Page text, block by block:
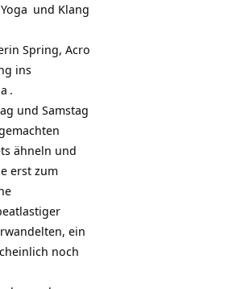
Yoga und Klang
Spring, Acro
ins
.
und Samstag
ähneln und
erst zum
ein
noch